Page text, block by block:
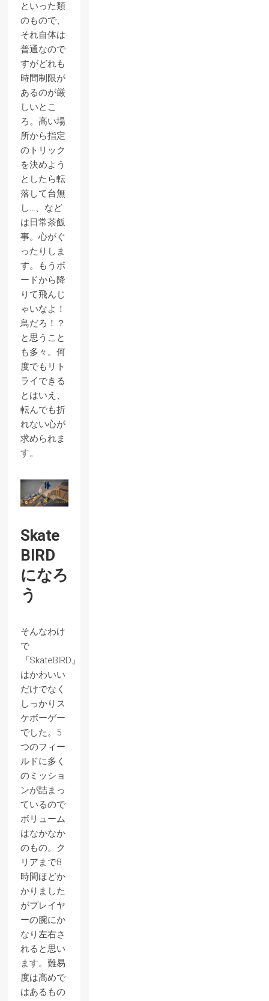
といった類
のもので、
それ自体は
普通なので
すがどれも
時間制限が
あるのが厳
しいとこ
ろ。高い場
所から指定
のトリック
を決めよう
としたら転
落して台無
し…、など
は日常茶飯
事。心がぐ
ったりしま
す。もうボ
ードから降
りて飛んじ
ゃいなよ！
鳥だろ！？
と思うこと
も多々。何
度でもリト
ライできる
とはいえ、
転んでも折
れない心が
求められま
す。
Skate
BIRD
になろ
う
そんなわけ
で
『SkateBIRD』
はかわいい
だけでなく
しっかりス
ケボーゲー
でした。5
つのフィー
ルドに多く
のミッショ
ンが詰まっ
ているので
ボリューム
はなかなか
のもの。ク
リアまで8
時間ほどか
かりました
がプレイヤ
ーの腕にか
なり左右さ
れると思い
ます。難易
度は高めで
はあるもの